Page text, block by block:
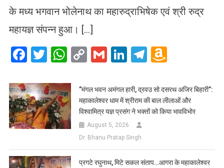
के मध्य भगवान भोलेनाथ का महारुद्राभिषेक एवं श्री रुद्र
महायज्ञ संपन्न हुआ। […]
Facebook
Twitter
WhatsApp
CopyGmailLinkedIn
Telegram
List
​”मंगल भवन अमंगल हारी, द्रवउ सो दसरथ अजिर बिहारी”:
महाकालेश्वर धाम में श्रीराम की बाल लीलाओं और
विश्वामित्र यज्ञ प्रसंग ने भक्तों को किया भावविभोर
August 5, 2026
Dr. Bhanu Pratap Singh
प्रगटे रघुनाथ, मिटे सकल संताप…आगरा के महाकालेश्वर